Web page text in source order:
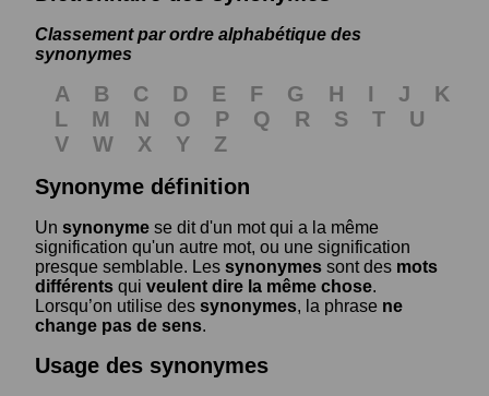
Classement par ordre alphabétique des
synonymes
A B C D E F G H I J
K
L
M N O P Q R S T
U
V
W X Y
Z
Synonyme définition
Un synonyme se dit d'un mot qui a la même
signification qu'un autre mot, ou une signification
presque semblable. Les synonymes sont des mots
différents qui veulent dire la même chose.
Lorsqu’on utilise des synonymes, la phrase ne
change pas de sens.
Usage des synonymes